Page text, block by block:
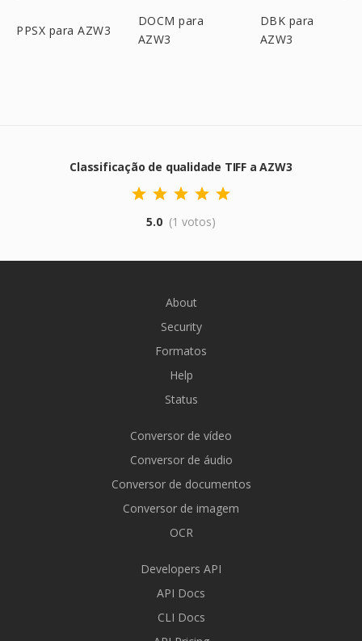
PPSX para AZW3
DOCM para
AZW3
DBK para
AZW3
Classificação de qualidade TIFF a AZW3
5.0 (1 votos)
About
Security
Formatos
Help
Status
Conversor de vídeo
Conversor de áudio
Conversor de documentos
Conversor de imagem
OCR
Developers API
API Docs
CLI Docs